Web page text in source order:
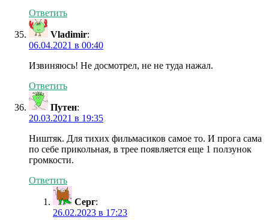
Ответить
Vladimir:
06.04.2021 в 00:40
Извиняюсь! Не досмотрел, не не туда нажал.
Ответить
Путен:
20.03.2021 в 19:35
Ништяк. Для тихих фильмасиков самое то. И прога сама
по себе прикольная, в трее появляется еще 1 ползунок
громкости.
Ответить
Серг:
26.02.2023 в 17:23